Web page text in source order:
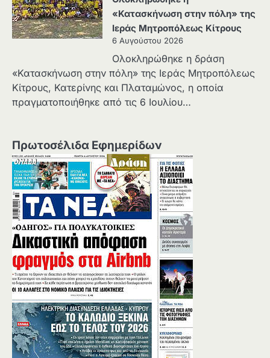
«Κατασκήνωση στην πόλη» της
Ιεράς Μητροπόλεως Κίτρους
6 Αυγούστου 2026
Ολοκληρώθηκε η δράση
«Κατασκήνωση στην πόλη» της Ιεράς Μητροπόλεως
Κίτρους, Κατερίνης και Πλαταμώνος, η οποία
πραγματοποιήθηκε από τις 6 Ιουλίου…
Πρωτοσέλιδα Εφημερίδων